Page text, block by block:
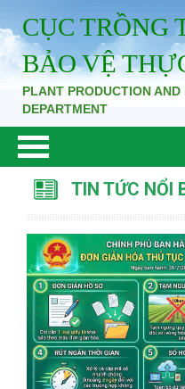
CỤC TRỒNG
BẢO VỆ
PLANT PRODUCTION AND
DEPARTMENT
TIN TỨC NỔI